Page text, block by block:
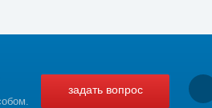
задать вопрос